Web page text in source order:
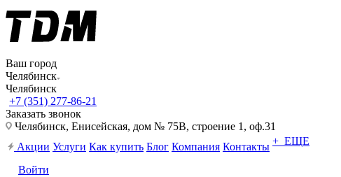
Ваш город
Челябинск
Челябинск
+7 (351) 277-86-21
Заказать звонок
Челябинск, Енисейская, дом № 75В, строение 1, оф.31
Акции Услуги Как купить Блог Компания Контакты + ЕЩЕ
Войти